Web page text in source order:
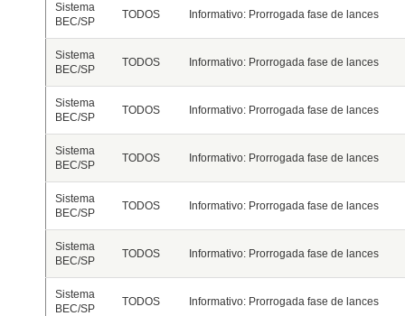
Sistema
BEC/SP
TODOS Informativo: Prorrogada fase de lances
Sistema
BEC/SP
TODOS Informativo: Prorrogada fase de lances
Sistema
BEC/SP
TODOS Informativo: Prorrogada fase de lances
Sistema
BEC/SP
TODOS Informativo: Prorrogada fase de lances
Sistema
BEC/SP
TODOS Informativo: Prorrogada fase de lances
Sistema
BEC/SP
TODOS Informativo: Prorrogada fase de lances
Sistema
BEC/SP
TODOS Informativo: Prorrogada fase de lances